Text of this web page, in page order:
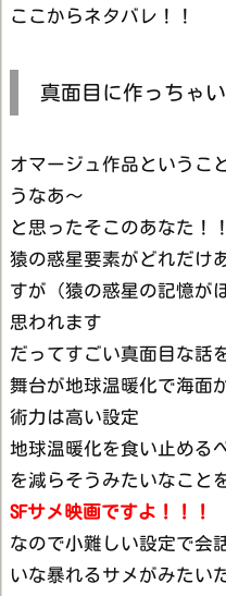
ここからネタバレ！！
真面目に作っちゃい
オマージュ作品というこ
うなあ～
と思ったそこのあなた！
猿の惑星要素がどれだけ
すが（猿の惑星の記憶が
思われます
だってすごい真面目な話
舞台が地球温暖化で海面
術力は高い設定
地球温暖化を食い止める
を減らそうみたいなこと
SFサメ映画ですよ！！！
なので小難しい設定で会
いな暴れるサメがみたい